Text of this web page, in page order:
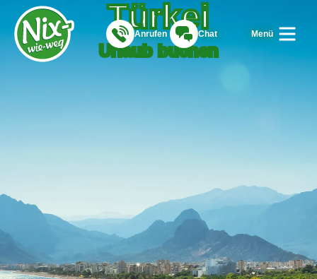
Anrufen Chat Menü
Türkei
Urlaub buchen